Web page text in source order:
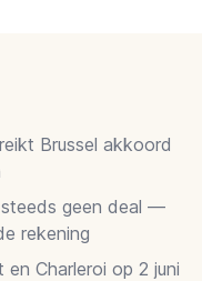
Brussel akkoord
steeds geen deal —
rekening
en Charleroi op 2 juni